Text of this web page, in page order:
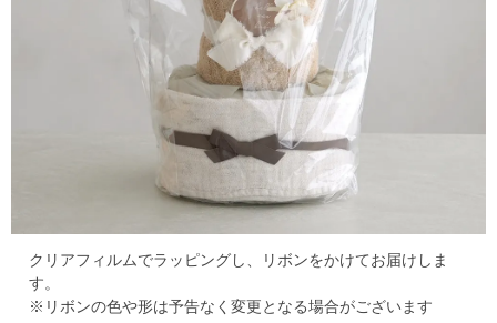
クリアフィルムでラッピングし、リボンをかけてお届けしま
す。
※リボンの色や形は予告なく変更となる場合がございます